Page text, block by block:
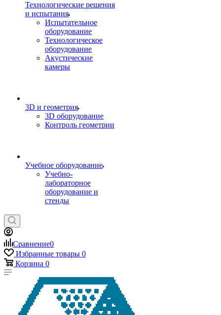
Технологические решения
и испытания
Испытательное
оборудование
Технологическое
оборудование
Акустические
камеры
3D и геометрия
3D оборудование
Контроль геометрии
Учебное оборудование
Учебно-
лабораторное
оборудование и
стенды
Сравнение0
Избранные товары 0
Корзина 0